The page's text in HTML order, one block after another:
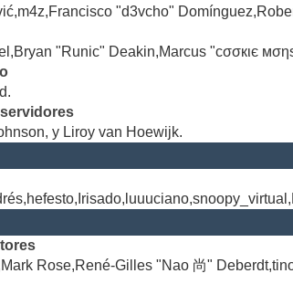
"d3vcho"
"Runic" Deakin,Marcus "cσσкιє
y Liroy van Hoewijk.
Rose,René-Gilles "Nao 尚"